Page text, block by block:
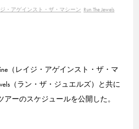
・アゲインスト・ザ・マシーン Run The Jewels
（レイジ・アゲインスト・ザ・マ
（ラン・ザ・ジュエルズ）と共に
ーのスケジュールを公開した。